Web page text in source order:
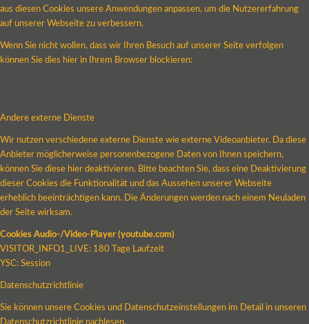
aus diesen Cookies unsere Anwendungen anpassen, um die Nutzererfahrung
auf unserer Webseite zu verbessern.
Wenn Sie nicht wollen, dass wir Ihren Besuch auf unserer Seite verfolgen
können Sie dies hier in Ihrem Browser blockieren:
Andere externe Dienste
Wir nutzen verschiedene externe Dienste wie externe Videoanbieter. Da diese
Anbieter möglicherweise personenbezogene Daten von Ihnen speichern,
können Sie diese hier deaktivieren. Bitte beachten Sie, dass eine Deaktivierung
dieser Cookies die Funktionalität und das Aussehen unserer Webseite
erheblich beeinträchtigen kann. Die Änderungen werden nach einem Neuladen
der Seite wirksam.
Cookies Audio-/Video-Player (youtube.com)
VISITOR_INFO1_LIVE: 180 Tage Laufzeit
YSC: Session
Datenschutzrichtlinie
Sie können unsere Cookies und Datenschutzeinstellungen im Detail in unseren